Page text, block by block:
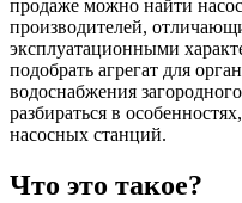
продаже можно найти
производителей,
эксплуатационными
подобрать агрегат для
водоснабжения
разбираться в
насосных станций.
Что это такое?